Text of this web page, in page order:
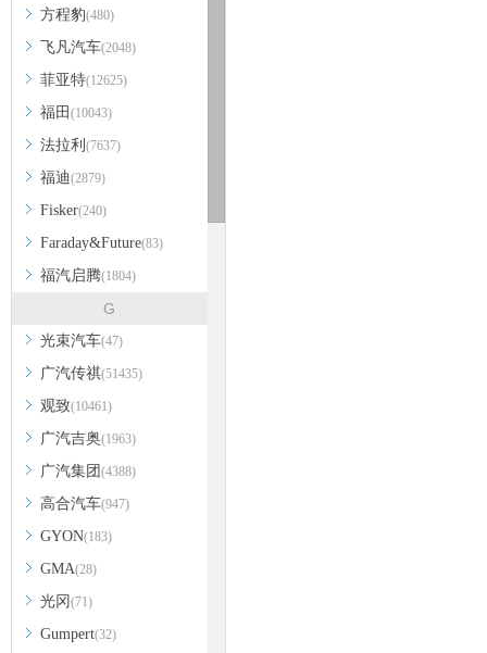
方程豹(480)
飞凡汽车(2048)
菲亚特(12625)
福田 (10043)
法拉利 (7637)
福迪(2879)
Fisker(240)
Faraday&Future(83)
福汽启腾(1804)
G
光束汽车(47)
广汽传祺(51435)
观致(10461)
广汽吉奥(1963)
广汽集团 (4388)
高合汽车(947)
GYON(183)
GMA(28)
光冈 (71)
Gumpert(32)